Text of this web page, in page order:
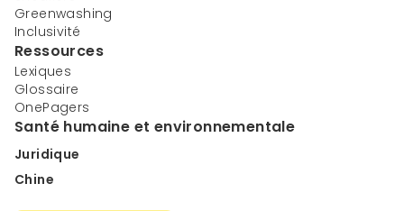
Greenwashing
Inclusivité
Ressources
Lexiques
Glossaire
OnePagers
Santé humaine et environnementale
Juridique
Chine